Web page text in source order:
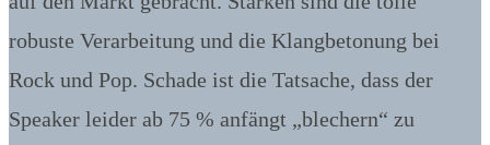
robuste Verarbeitung und die Klangbetonung bei
Rock und Pop. Schade ist die Tatsache, dass der
Speaker leider ab 75 % anfängt „blechern“ zu